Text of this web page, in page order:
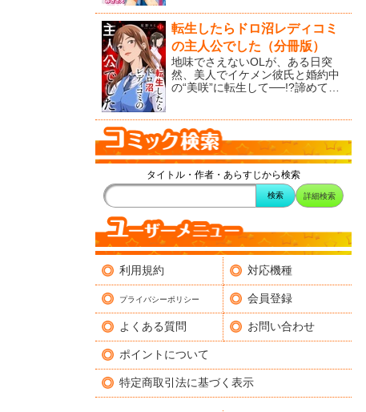
思いを抱きながら…。
転生したらドロ沼レディコミ
の主人公でした（分冊版）
地味でさえないOLが、ある日突
然、美人でイケメン彼氏と婚約中
の“美咲”に転生して──!?諦めてい
がスタート。
レス気味で何となく優二の態度が
そっけない。夢の結婚生活はみる
みる破綻していって──!?レディ
コミ好きの豊穣の神・フレイヤの
命を受けて転生したけど、彼女の
言っていた「レディコミの主人公
はこのこと？これなら元の人生の
方がマシだった!?
“幸せ迷子”の女
たちを描く注目連載!!※この作品
は、『ストーリーな女たち ブラ
ックVol.96』に収録されていま
す。重複購入にご注意ください。
タイトル・作者・あらすじから検索
詳細検索
利用規約 対応機種
プライバシーポリシー 会員登録
よくある質問 お問い合わせ
ポイントについて
特定商取引法に基づく表示